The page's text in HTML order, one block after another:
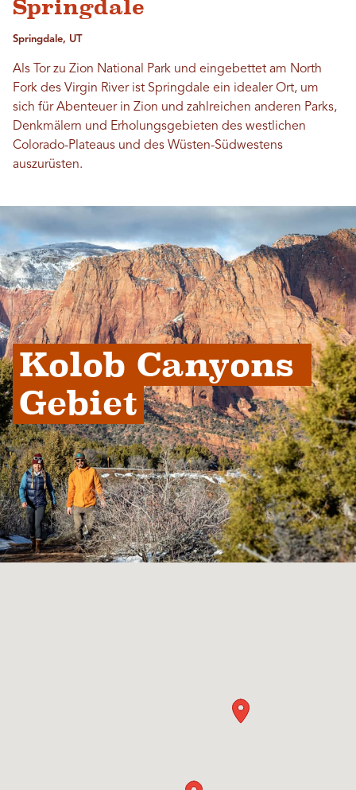
Springdale
Springdale, UT
Als Tor zu Zion National Park und eingebettet am North
Fork des Virgin River ist Springdale ein idealer Ort, um
sich für Abenteuer in Zion und zahlreichen anderen Parks,
Denkmälern und Erholungsgebieten des westlichen
Colorado-Plateaus und des Wüsten-Südwestens
auszurüsten.
Kolob Canyons
Gebiet